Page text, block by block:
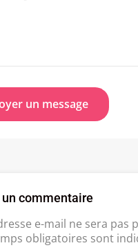
commentaire
e-mail ne sera pas
obligatoires sont